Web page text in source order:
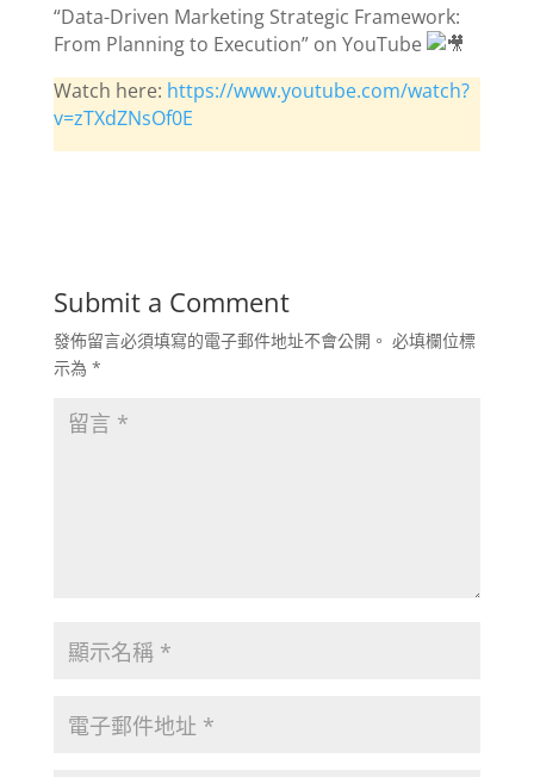
“Data-Driven Marketing Strategic Framework:
From Planning to Execution” on YouTube
Watch here: https://www.youtube.com/watch?
v=zTXdZNsOf0E
Submit a Comment
發佈留言必須填寫的電子郵件地址不會公開。 必填欄位標
示為 *